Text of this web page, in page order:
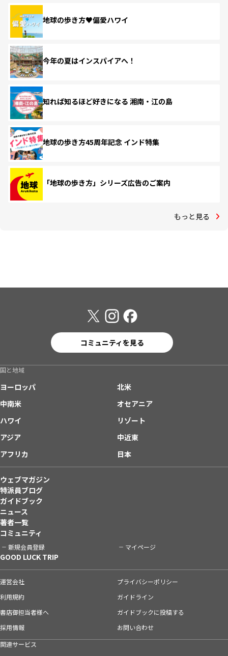
地球の歩き方♥偏愛ハワイ
今年の夏はインスパイアへ！
知れば知るほど好きになる 湘南・江の島
地球の歩き方45周年記念 インド特集
「地球の歩き方」シリーズ広告のご案内
もっと見る
コミュニティを見る
国と地域
ヨーロッパ
北米
中南米
オセアニア
ハワイ
リゾート
アジア
中近東
アフリカ
日本
ウェブマガジン
特派員ブログ
ガイドブック
ニュース
著者一覧
コミュニティ
新規会員登録 マイページ
GOOD LUCK TRIP
運営会社
プライバシーポリシー
利用規約
ガイドライン
書店御担当者様へ
ガイドブックに投稿する
採用情報
お問い合わせ
関連サービス